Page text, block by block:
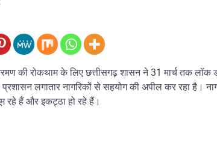
की रोकथाम के लिए छत्तीसगढ़ शासन ने 31 मार्च तक
लगातार नागरिकों से सहयोग की अपील कर रहा है।
हैं और इकट्ठा हो रहे हैं।